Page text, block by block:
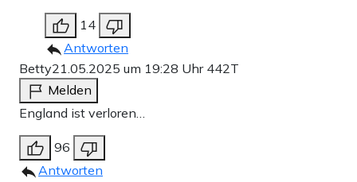
14
Antworten
Betty21.05.2025 um 19:28 Uhr 442T
Melden
England ist verloren…
96
Antworten